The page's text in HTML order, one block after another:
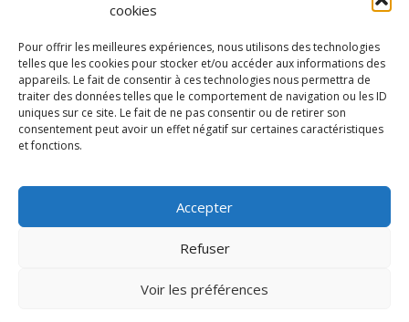
cookies
Pour offrir les meilleures expériences, nous utilisons des technologies
telles que les cookies pour stocker et/ou accéder aux informations des
appareils. Le fait de consentir à ces technologies nous permettra de
traiter des données telles que le comportement de navigation ou les ID
uniques sur ce site. Le fait de ne pas consentir ou de retirer son
consentement peut avoir un effet négatif sur certaines caractéristiques
et fonctions.
Accepter
Refuser
Voir les préférences
et de loisirs
Contact
Mentions légales